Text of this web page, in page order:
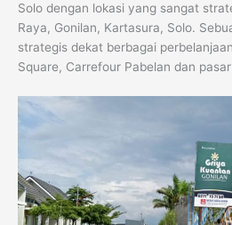
Solo dengan lokasi yang sangat
Raya, Gonilan, Kartasura, Solo.
strategis dekat berbagai
Square, Carrefour Pabelan dan